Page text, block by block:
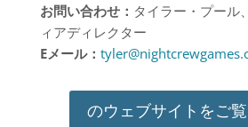
お問い合わせ： タイラー・プール
ィアディレクター
Eメール：
のウェブサイトをご